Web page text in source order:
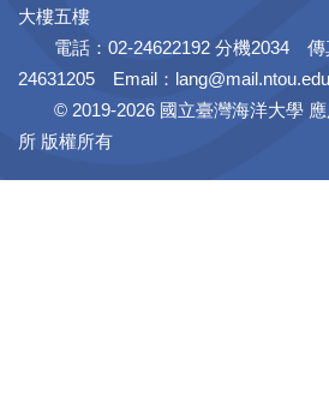
大樓五樓
電話：02-24622192 分機2034 傳
24631205 Email：
© 2019-2026 國立臺灣海洋大學 應
所 版權所有